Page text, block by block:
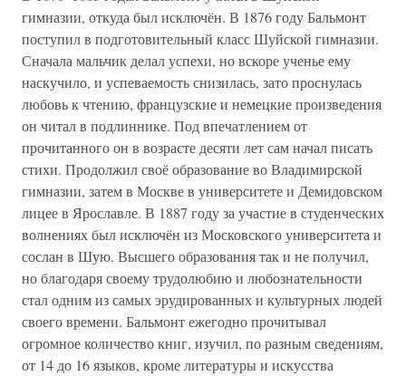
гимназии, откуда был исключён. В 1876 году Бальмонт
поступил в подготовительный класс Шуйской гимназии.
Сначала мальчик делал успехи, но вскоре ученье ему
наскучило, и успеваемость снизилась, зато проснулась
любовь к чтению, французские и немецкие произведения
он читал в подлиннике. Под впечатлением от
прочитанного он в возрасте десяти лет сам начал писать
стихи. Продолжил своё образование во Владимирской
гимназии, затем в Москве в университете и Демидовском
лицее в Ярославле. В 1887 году за участие в студенческих
волнениях был исключён из Московского университета и
сослан в Шую. Высшего образования так и не получил,
но благодаря своему трудолюбию и любознательности
стал одним из самых эрудированных и культурных людей
своего времени. Бальмонт ежегодно прочитывал
огромное количество книг, изучил, по разным сведениям,
от 14 до 16 языков, кроме литературы и искусства